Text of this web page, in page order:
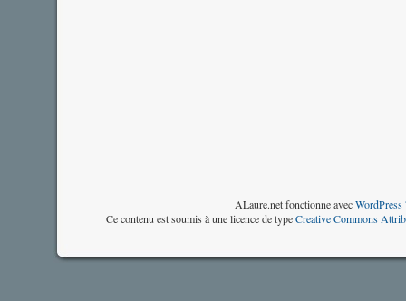
ALaure.net fonctionne avecWordPress
Ce contenu est soumis à une licence de typeCreative Commons